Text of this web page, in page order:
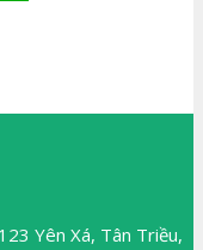
Yên Xá, Tân Triều,